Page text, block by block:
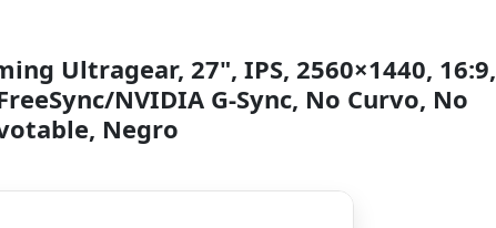
Ultragear, 27", IPS, 2560×1440, 16:9,
NVIDIA G-Sync, No Curvo, No
Negro